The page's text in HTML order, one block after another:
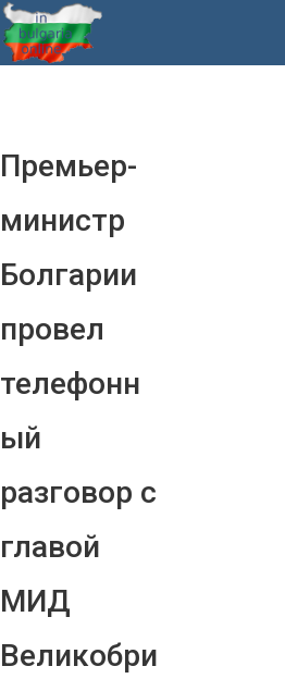
Премьер-
министр
Болгарии
провел
телефонн
ый
разговор с
главой
МИД
Великобри